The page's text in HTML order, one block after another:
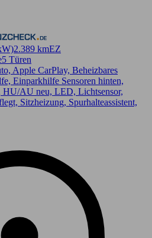
2.389 kmEZ
5 Türen
Apple CarPlay, Beheizbares
Einparkhilfe Sensoren hinten,
HU/AU neu, LED, Lichtsensor,
Sitzheizung, Spurhalteassistent,